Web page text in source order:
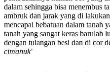
dalam sehingga bisa menembus
ambruk dan jarak yang di
mencapai bebatuan dalam tanah
tanah yang sangat keras barulah
dengan tulangan besi dan di cor
cimanuk'